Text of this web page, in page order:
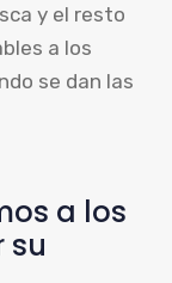
y el resto
a los
se dan las
a los
su